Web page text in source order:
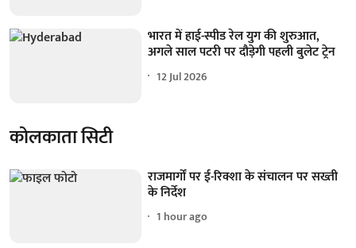
भारत में हाई-स्पीड रेल युग की शुरुआत,
अगले साल पटरी पर दौड़ेगी पहली बुलेट ट्रेन
12 Jul 2026
कोलकाता सिटी
राजमार्गों पर ई-रिक्शा के संचालन पर सख्ती
के निर्देश
1 hour ago